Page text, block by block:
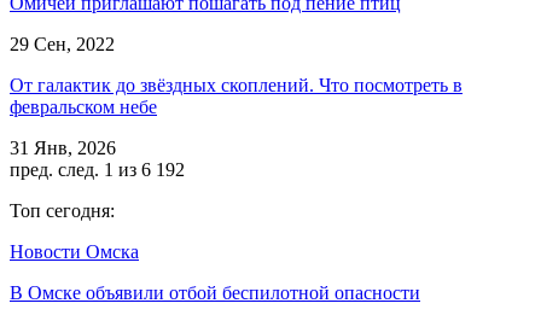
29 Сен, 2022
От галактик до звёздных скоплений. Что посмотреть в
февральском небе
31 Янв, 2026
пред. след. 1 из 6 192
Топ сегодня:
Новости Омска
В Омске объявили отбой беспилотной опасности